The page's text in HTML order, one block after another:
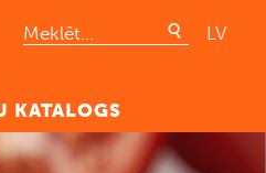
LV
KATALOGS